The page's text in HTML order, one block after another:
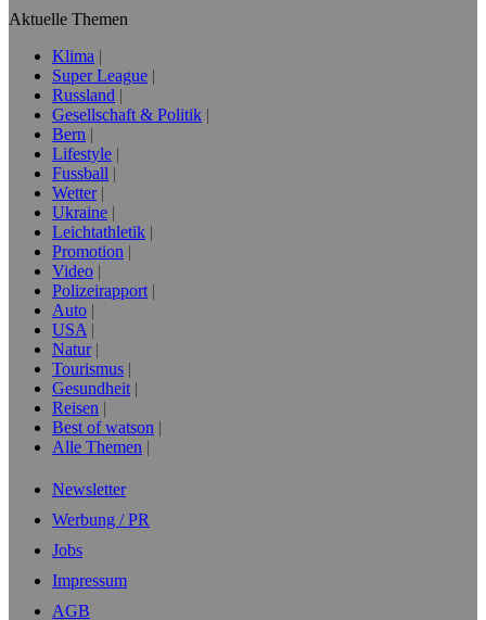
Aktuelle Themen
Klima
Super League
Russland
Gesellschaft & Politik
Bern
Lifestyle
Fussball
Wetter
Ukraine
Leichtathletik
Promotion
Video
Polizeirapport
Auto
USA
Natur
Tourismus
Gesundheit
Reisen
Best of watson
Alle Themen
Newsletter
Werbung / PR
Jobs
Impressum
AGB